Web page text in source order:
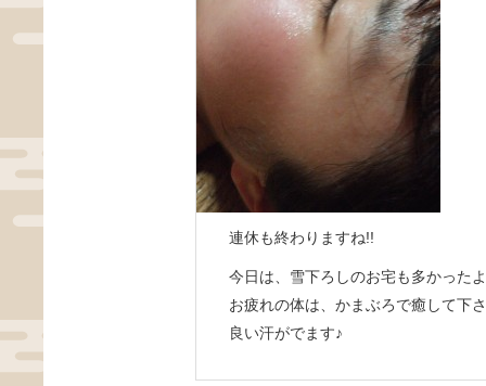
連休も終わりますね!!
今日は、雪下ろしのお宅も多かった
お疲れの体は、かまぶろで癒して下
良い汗がでます♪